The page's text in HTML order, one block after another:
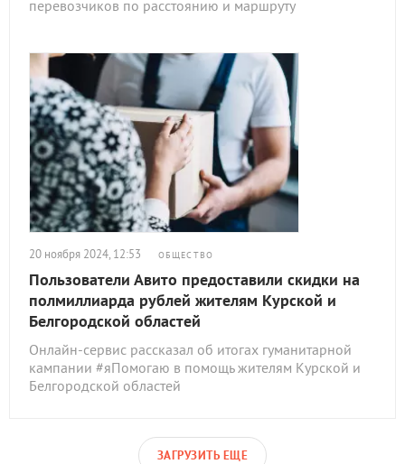
перевозчиков по расстоянию и маршруту
20 ноября 2024, 12:53 ОБЩЕСТВО
Пользователи Авито предоставили скидки на
полмиллиарда рублей жителям Курской и
Белгородской областей
Онлайн-сервис рассказал об итогах гуманитарной
кампании #яПомогаю в помощь жителям Курской и
Белгородской областей
ЗАГРУЗИТЬ ЕЩЕ